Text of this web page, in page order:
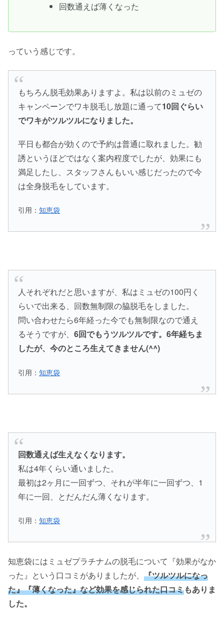
回数通えば薄くなった
っていう感じです。
もちろん脱毛効果ありますよ。私は以前のミュゼの
キャンペーンでワキ脱毛し放題に通って10回ぐらい
でワキがツルツルになりました。
平日も都合が効くので予約は普通に取れました。勧
誘というほどではなく案内程度でしたが、効果にも
満足したし、スタッフさんもいい感じだったので今
は全身脱毛をしています。
引用：知恵袋
人それぞれだと思いますが、私はミュゼの100円く
らいで出来る、回数無制限の脇脱毛をしました。
問い合わせたら6年経った今でも無制限なので通え
るそうですが、6回でもうツルツルです。6年経ちま
したが、今のところ生えてきません(^^)
引用：知恵袋
回数通えば生えなくなります。
私は4年くらい通いました。
最初は2ヶ月に一回ずつ、それが半年に一回ずつ、1
年に一回、とだんだん薄くなります。
引用：知恵袋
知恵袋にはミュゼプラチナムの脱毛について『効果がなか
った』という口コミがありましたが、 『ツルツルになっ
た』『薄くなった』など効果を感じられた口コミもありま
した。